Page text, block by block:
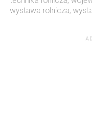
wystawa rolnicza,